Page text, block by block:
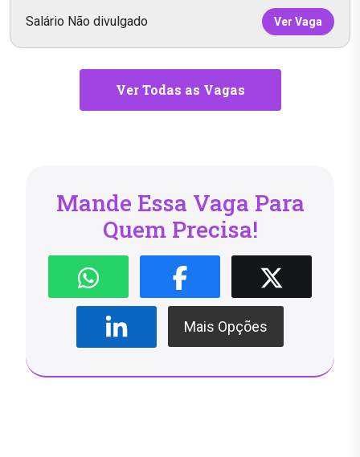
Salário Não divulgado Ver Vaga
Ver Todas as Vagas
Mande Essa Vaga Para
Quem Precisa!
Mais Opções